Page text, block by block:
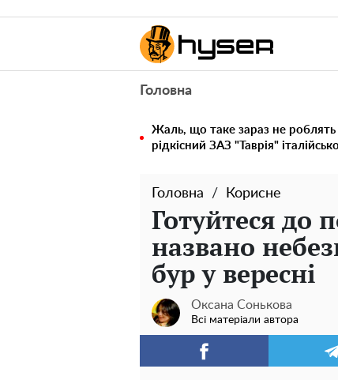
Головна
Жаль, що таке зараз не роблять
рідкісний ЗАЗ "Таврія"
Головна Корисне
Готуйтеся до
названо
бур у вересні
Оксана Сонькова
Всі матеріали автора